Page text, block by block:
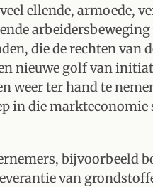
ellende, armoede,
arbeidersbeweging
die de rechten van
nieuwe golf van
weer ter hand te
in die markteconomie
bijvoorbeeld
van